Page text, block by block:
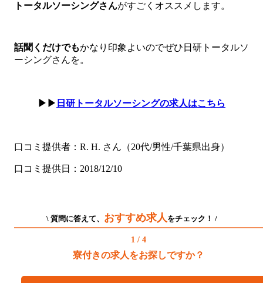
トータルソーシングさんがすごくオススメします。
話聞くだけでもかなり印象よいのでぜひ日研トータルソ
ーシングさんを。
▶▶ 日研トータルソーシングの求人はこちら
口コミ提供者：R. H. さん（20代/男性/千葉県出身）
口コミ提供日：2018/12/10
\ 質問に答えて、 おすすめ求人をチェック！ /
1 / 4
寮付きの求人をお探しですか？